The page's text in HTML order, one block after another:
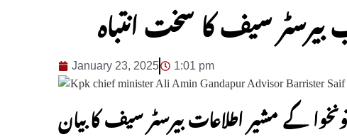
بیرسٹر سیف کا سخت انتباہ
January 23, 2025 1:01 pm
کے مشیر اطلاعات بیرسٹر سیف کا بیان